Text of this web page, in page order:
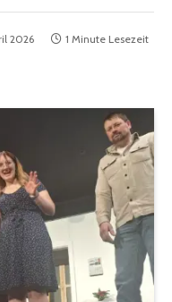
2026 1 Minute Lesezeit